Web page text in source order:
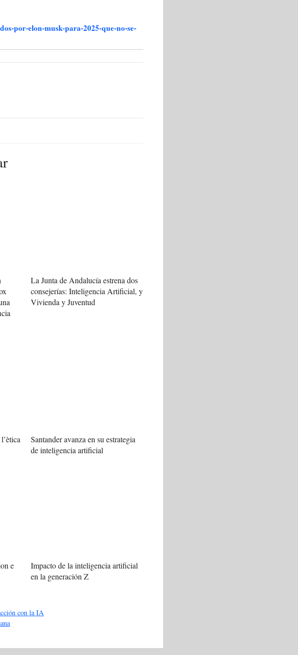
por-elon-musk-para-2025-que-no-se-
La Junta de Andalucía estrena dos
consejerías: Inteligencia Artificial, y
Vivienda y Juventud
Santander avanza en su estrategia
de inteligencia artificial
e
Impacto de la inteligencia artificial
en la generación Z
con la IA